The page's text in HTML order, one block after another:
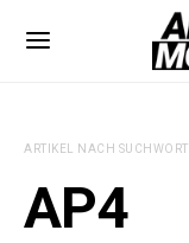
ARTIKEL NACH SUCHWORT
AP4